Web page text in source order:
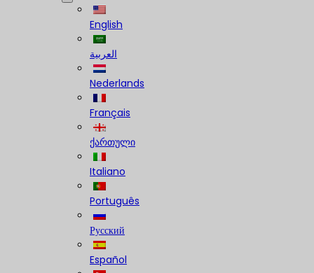
English
العربية
Nederlands
Français
ქართული
Italiano
Português
Русский
Español